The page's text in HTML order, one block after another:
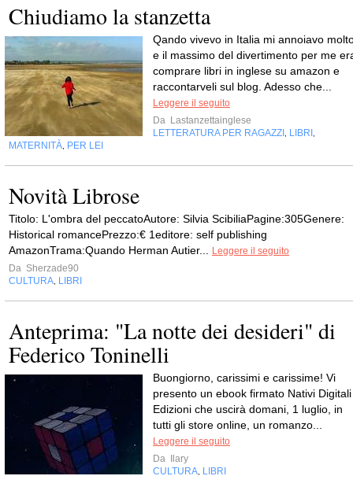
Chiudiamo la stanzetta
Qando vivevo in Italia mi annoiavo
e il massimo del divertimento per me
comprare libri in inglese su amazon e
raccontarveli sul blog. Adesso che...
Leggere il seguito
Da Lastanzettainglese
LETTERATURA PER RAGAZZI
LIBRI
MATERNITÀ PER LEI
Novità Librose
Titolo: L'ombra del peccatoAutore: Silvia ScibiliaPagine:305Genere:
Historical romancePrezzo:€ 1editore: self publishing
AmazonTrama:Quando Herman Autier...
Leggere il seguito
Da Sherzade90
CULTURA LIBRI
Anteprima: "La notte dei desideri" di
Federico Toninelli
Buongiorno, carissimi e carissime! Vi
presento un ebook firmato Nativi Digitali
Edizioni che uscirà domani, 1 luglio, in
tutti gli store online, un romanzo...
Leggere il seguito
Da
Ilary
CULTURA LIBRI